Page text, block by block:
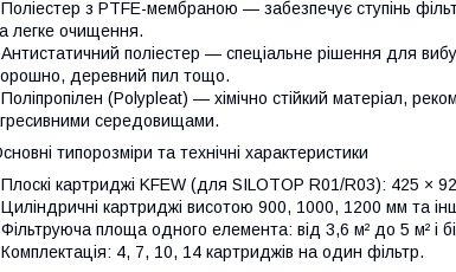
з PTFE-мембраною — забезпечує ступінь
легке очищення.
поліестер — спеціальне рішення для
деревний пил тощо.
(Polypleat) — хімічно стійкий матеріал,
середовищами.
типорозміри та технічні характеристики
картриджі KFEW (для SILOTOP R01/R03): 425 ×
картриджі висотою 900, 1000, 1200 мм та
площа одного елемента: від 3,6 м² до 5 м² і
4, 7, 10, 14 картриджів на один фільтр.